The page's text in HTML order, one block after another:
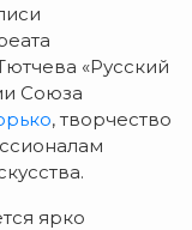
«Русский
Союза
, творчество
ярко